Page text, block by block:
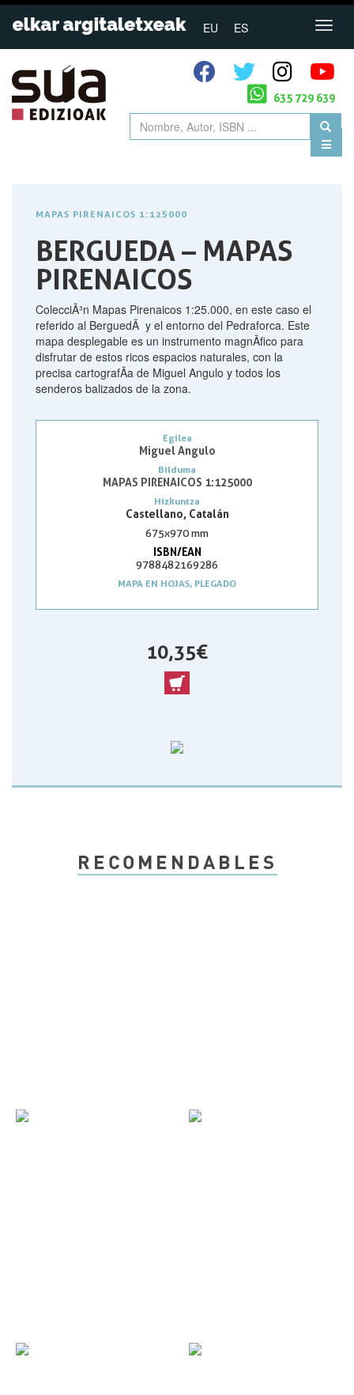
EU ES
635 729 639
MAPAS PIRENAICOS 1:125000
BERGUEDA – MAPAS
PIRENAICOS
ColecciÃ³n Mapas Pirenaicos 1:25.000, en este caso el
referido al BerguedÃ y el entorno del Pedraforca. Este
mapa desplegable es un instrumento magnÃ­fico para
disfrutar de estos ricos espacios naturales, con la
precisa cartografÃ­a de Miguel Angulo y todos los
senderos balizados de la zona.
Egilea
Miguel Angulo
Bilduma
MAPAS PIRENAICOS 1:125000
Hizkuntza
Castellano, Catalán
675x970 mm
ISBN/EAN
9788482169286
MAPA EN HOJAS, PLEGADO
10,35 €
RECOMENDABLES